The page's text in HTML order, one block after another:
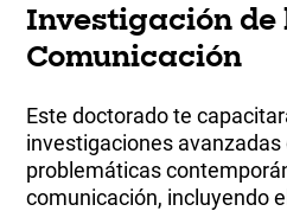
Investigación de
Comunicación
Este doctorado te
investigaciones avanzadas
problemáticas
comunicación, incluyendo